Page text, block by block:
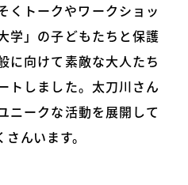
くトークやワークショッ
学」の子どもたちと保護
に向けて素敵な大人たち
トしました。太刀川さん
ニークな活動を展開して
んいます。